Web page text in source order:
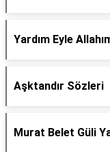
Yardım Eyle
Aşktandır Sözleri
Murat Belet Güli